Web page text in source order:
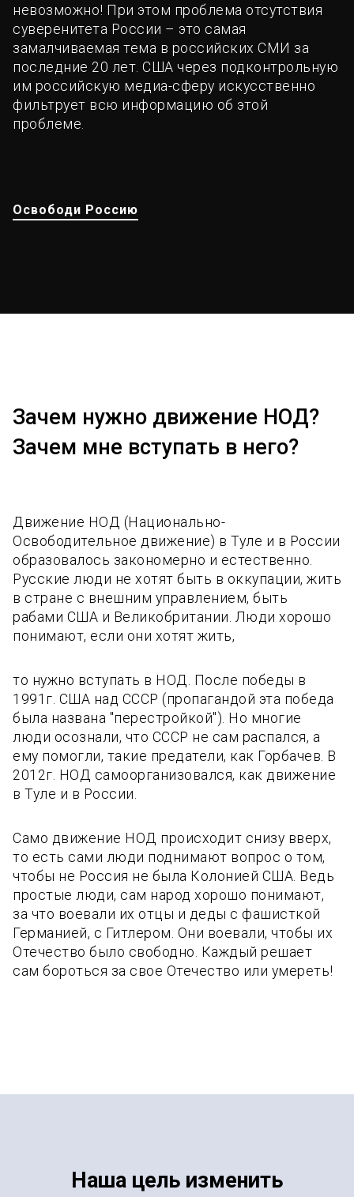
невозможно! При этом проблема отсутствия
суверенитета России – это самая
замалчиваемая тема в российских СМИ за
последние 20 лет. США через подконтрольную
им российскую медиа-сферу искусственно
фильтрует всю информацию об этой
проблеме.
Освободи Россию
Зачем нужно движение НОД?
Зачем мне вступать в него?
Движение НОД (Национально-
Освободительное движение) в Туле и в России
образовалось закономерно и естественно.
Русские люди не хотят быть в оккупации, жить
в стране с внешним управлением, быть
рабами США и Великобритании. Люди хорошо
понимают, если они хотят жить,
то нужно вступать в НОД. После победы в
1991г. США над СССР (пропагандой эта победа
была названа "перестройкой"). Но многие
люди осознали, что СССР не сам распался, а
ему помогли, такие предатели, как Горбачев. В
2012г. НОД самоорганизовался, как движение
в Туле и в России.
Само движение НОД происходит снизу вверх,
то есть сами люди поднимают вопрос о том,
чтобы не Россия не была Колонией США. Ведь
простые люди, сам народ хорошо понимают,
за что воевали их отцы и деды с фашисткой
Германией, с Гитлером. Они воевали, чтобы их
Отечество было свободно. Каждый решает
сам бороться за свое Отечество или умереть!
Наша цель изменить